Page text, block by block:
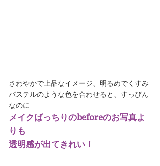
さわやかで上品なイメージ、明るめでくすみ
パステルのような色を合わせると、すっぴん
なのに
メイクばっちりのbeforeのお写真よ
りも
透明感が出てきれい！